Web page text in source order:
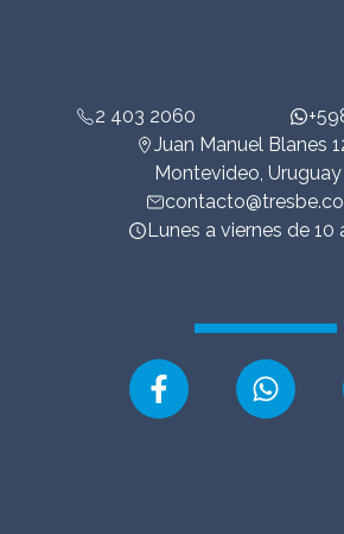
2 403 2060
Juan Manuel Blanes
Montevideo, Uruguay
Lunes a viernes de 10